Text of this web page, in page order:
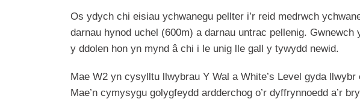
Os ydych chi eisiau ychwanegu pellter i’r reid medrwch
darnau hynod uchel (600m) a darnau untrac pellenig.
y ddolen hon yn mynd â chi i le unig lle gall y tywydd newid.
Mae W2 yn cysylltu llwybrau Y Wal a White’s Level gyda
Mae’n cymysygu golygfeydd ardderchog o’r dyffrynnoedd a’r